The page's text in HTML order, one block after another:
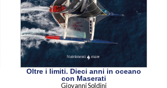
Oltre i limiti. Dieci anni in oceano
con Maserati
Giovanni Soldini